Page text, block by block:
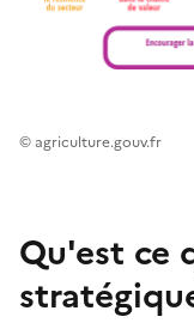
© agriculture.gouv.fr
Qu'est ce